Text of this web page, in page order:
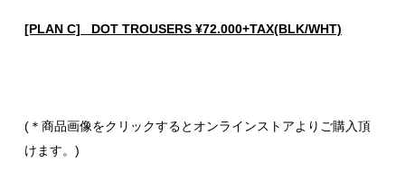
[PLAN C] DOT TROUSERS ¥72.000+TAX(BLK/WHT)
(＊商品画像をクリックするとオンラインストアよりご購入頂
けます。)